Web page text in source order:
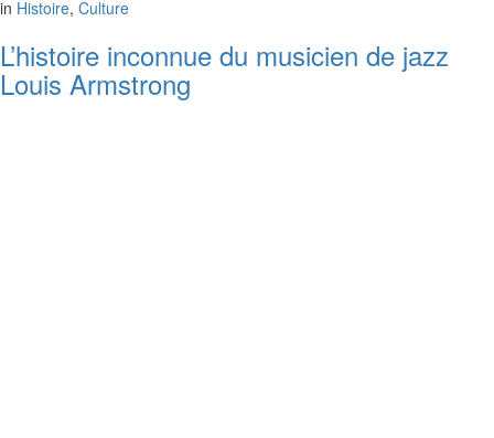
in Histoire, Culture
L’histoire inconnue du musicien de jazz
Louis Armstrong